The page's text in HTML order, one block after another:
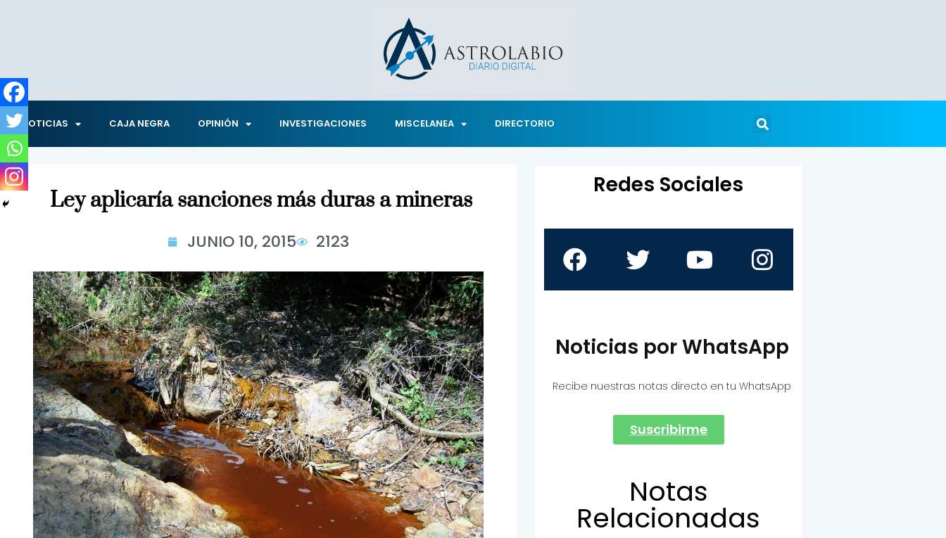
NOTICIAS CAJA NEGRA OPINIÓN INVESTIGACIONES MISCELANEA DIRECTORIO
Ley aplicaría sanciones más duras a mineras
JUNIO 10, 2015 2123
Redes Sociales
Noticias por WhatsApp
Recibe nuestras notas directo en tu WhatsApp
Suscribirme
Notas
Relacionadas